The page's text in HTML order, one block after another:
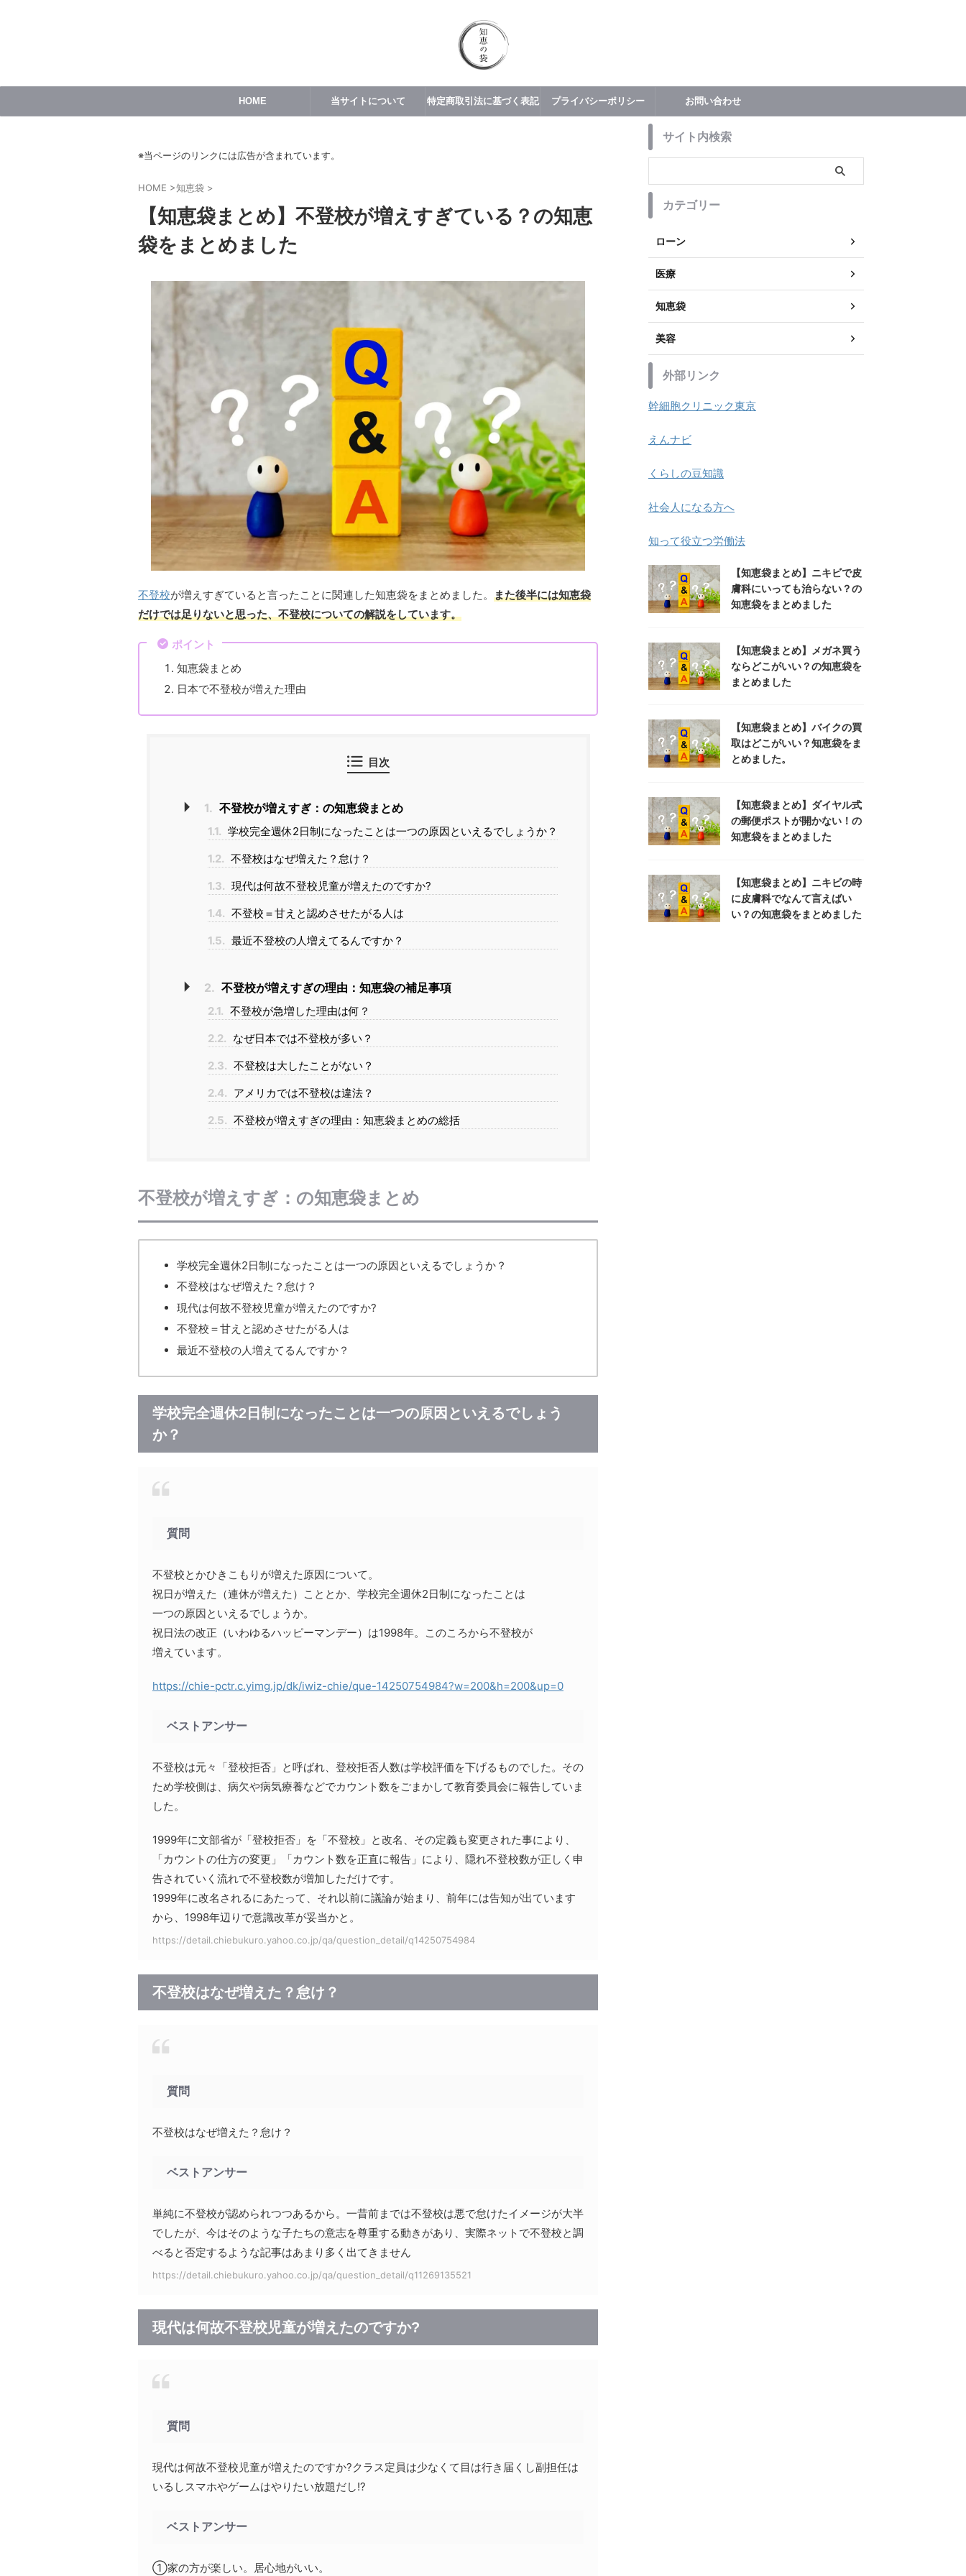
HOME 当サイトについて 特定商取引法に基づく表記 プライバシーポリシー お問い合わせ
※当ページのリンクには広告が含まれています。
HOME >知恵袋 >
【知恵袋まとめ】不登校が増えすぎている？の知恵
袋をまとめました
不登校が増えすぎていると言ったことに関連した知恵袋をまとめました。 また後半には知恵袋
だけでは足りないと思った、不登校についての解説をしています。
ポイント
知恵袋まとめ
日本で不登校が増えた理由
目次
1. 不登校が増えすぎ：の知恵袋まとめ
1.1. 学校完全週休2日制になったことは一つの原因といえるでしょうか？
1.2. 不登校はなぜ増えた？怠け？
1.3. 現代は何故不登校児童が増えたのですか?
1.4. 不登校＝甘えと認めさせたがる人は
1.5. 最近不登校の人増えてるんですか？
2. 不登校が増えすぎの理由：知恵袋の補足事項
2.1. 不登校が急増した理由は何？
2.2. なぜ日本では不登校が多い？
2.3. 不登校は大したことがない？
2.4. アメリカでは不登校は違法？
2.5. 不登校が増えすぎの理由：知恵袋まとめの総括
不登校が増えすぎ：の知恵袋まとめ
学校完全週休2日制になったことは一つの原因といえるでしょうか？
不登校はなぜ増えた？怠け？
現代は何故不登校児童が増えたのですか?
不登校＝甘えと認めさせたがる人は
最近不登校の人増えてるんですか？
学校完全週休2日制になったことは一つの原因といえるでしょう
か？
質問
不登校とかひきこもりが増えた原因について。
祝日が増えた（連休が増えた）こととか、学校完全週休2日制になったことは
一つの原因といえるでしょうか。
祝日法の改正（いわゆるハッピーマンデー）は1998年。このころから不登校が
増えています。
https://chie-pctr.c.yimg.jp/dk/iwiz-chie/que-14250754984?w=200&h=200&up=0
ベストアンサー
不登校は元々「登校拒否」と呼ばれ、登校拒否人数は学校評価を下げるものでした。その
ため学校側は、病欠や病気療養などでカウント数をごまかして教育委員会に報告していま
した。
1999年に文部省が「登校拒否」を「不登校」と改名、その定義も変更された事により、
「カウントの仕方の変更」「カウント数を正直に報告」により、隠れ不登校数が正しく申
告されていく流れで不登校数が増加しただけです。
1999年に改名されるにあたって、それ以前に議論が始まり、前年には告知が出ています
から、1998年辺りで意識改革が妥当かと。
https://detail.chiebukuro.yahoo.co.jp/qa/question_detail/q14250754984
不登校はなぜ増えた？怠け？
質問
不登校はなぜ増えた？怠け？
ベストアンサー
単純に不登校が認められつつあるから。一昔前までは不登校は悪で怠けたイメージが大半
でしたが、今はそのような子たちの意志を尊重する動きがあり、実際ネットで不登校と調
べると否定するような記事はあまり多く出てきません
https://detail.chiebukuro.yahoo.co.jp/qa/question_detail/q11269135521
現代は何故不登校児童が増えたのですか?
質問
現代は何故不登校児童が増えたのですか?クラス定員は少なくて目は行き届くし副担任は
いるしスマホやゲームはやりたい放題だし!?
ベストアンサー
①家の方が楽しい。居心地がいい。
サイト内検索
カテゴリー
ローン
医療
知恵袋
美容
外部リンク
幹細胞クリニック東京
えんナビ
くらしの豆知識
社会人になる方へ
知って役立つ労働法
【知恵袋まとめ】ニキビで皮
膚科にいっても治らない？の
知恵袋をまとめました
【知恵袋まとめ】メガネ買う
ならどこがいい？の知恵袋を
まとめました
【知恵袋まとめ】バイクの買
取はどこがいい？知恵袋をま
とめました。
【知恵袋まとめ】ダイヤル式
の郵便ポストが開かない！の
知恵袋をまとめました
【知恵袋まとめ】ニキビの時
に皮膚科でなんて言えばい
い？の知恵袋をまとめました